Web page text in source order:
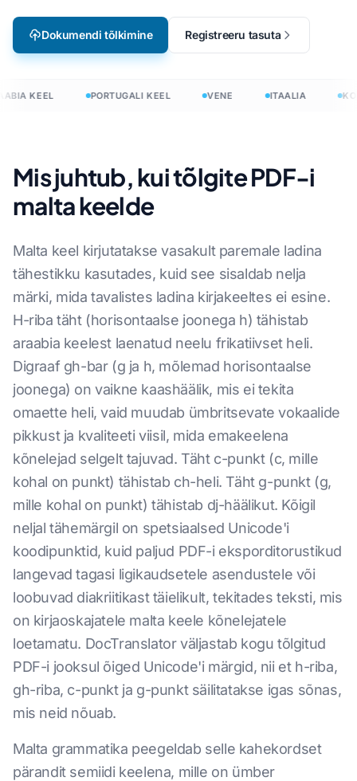
Dokumendi tõlkimine Registreeru tasuta
KEEL PORTUGALI KEEL VENE ITAALIA
Mis juhtub, kui tõlgite PDF-i
malta keelde
Malta keel kirjutatakse vasakult paremale ladina
tähestikku kasutades, kuid see sisaldab nelja
märki, mida tavalistes ladina kirjakeeltes ei esine.
H-riba täht (horisontaalse joonega h) tähistab
araabia keelest laenatud neelu frikatiivset heli.
Digraaf gh-bar (g ja h, mõlemad horisontaalse
joonega) on vaikne kaashäälik, mis ei tekita
omaette heli, vaid muudab ümbritsevate vokaalide
pikkust ja kvaliteeti viisil, mida emakeelena
kõnelejad selgelt tajuvad. Täht c-punkt (c, mille
kohal on punkt) tähistab ch-heli. Täht g-punkt (g,
mille kohal on punkt) tähistab dj-häälikut. Kõigil
neljal tähemärgil on spetsiaalsed Unicode'i
koodipunktid, kuid paljud PDF-i eksporditorustikud
langevad tagasi ligikaudsetele asendustele või
loobuvad diakriitikast täielikult, tekitades teksti, mis
on kirjaoskajatele malta keele kõnelejatele
loetamatu. DocTranslator väljastab kogu tõlgitud
PDF-i jooksul õiged Unicode'i märgid, nii et h-riba,
gh-riba, c-punkt ja g-punkt säilitatakse igas sõnas,
mis neid nõuab.
Malta grammatika peegeldab selle kahekordset
pärandit semiidi keelena, mille on ümber